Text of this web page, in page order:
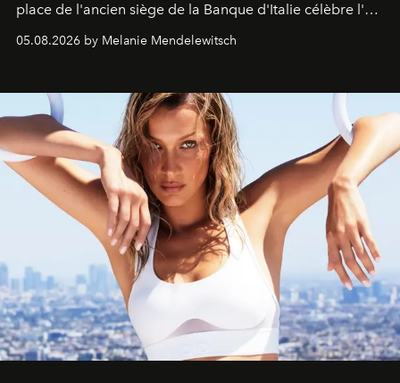
place de l'ancien siège de la Banque d'Italie célèbre l'art
de vivre Romain dans toute son élégance intemporelle.
05.08.2026 by Melanie Mendelewitsch